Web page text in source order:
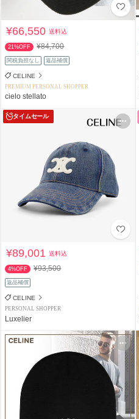
¥66,550送料込
21%OFF ¥84,700
関税負担なし 返品補償
CELINE
PREMIUM PERSONAL SHOPPER
cielo stellato
タイムセール
¥89,001送料込
4%OFF ¥93,500
返品補償
CELINE
PERSONAL SHOPPER
Luxelier